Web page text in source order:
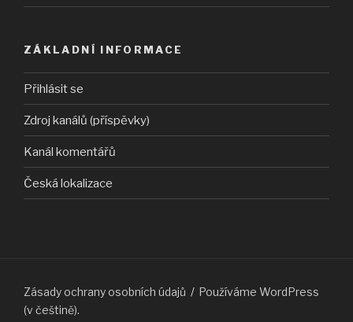
ZÁKLADNÍ INFORMACE
Přihlásit se
Zdroj kanálů (příspěvky)
Kanál komentářů
Česká lokalizace
Zásady ochrany osobních údajů
Používáme WordPress
(v češtině).